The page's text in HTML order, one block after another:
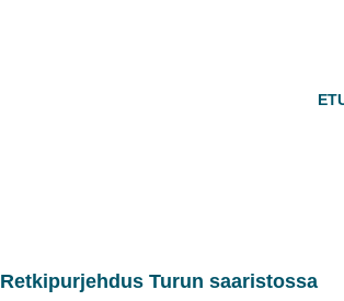
Retkipurjehdus Turun saaristossa